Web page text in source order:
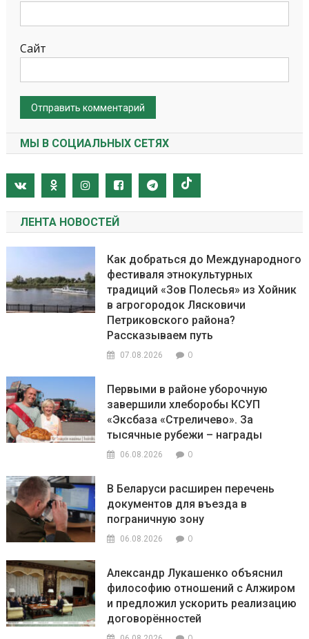
Сайт
МЫ В СОЦИАЛЬНЫХ СЕТЯХ
ЛЕНТА НОВОСТЕЙ
Как добраться до Международного
фестиваля этнокультурных
традиций «Зов Полесья» из Хойник
в агрогородок Лясковичи
Петриковского района?
Рассказываем путь
07.08.2026 0
Первыми в районе уборочную
завершили хлеборобы КСУП
«Эксбаза «Стреличево». За
тысячные рубежи – награды
06.08.2026 0
В Беларуси расширен перечень
документов для въезда в
пограничную зону
06.08.2026 0
Александр Лукашенко объяснил
философию отношений с Алжиром
и предложил ускорить реализацию
договорённостей